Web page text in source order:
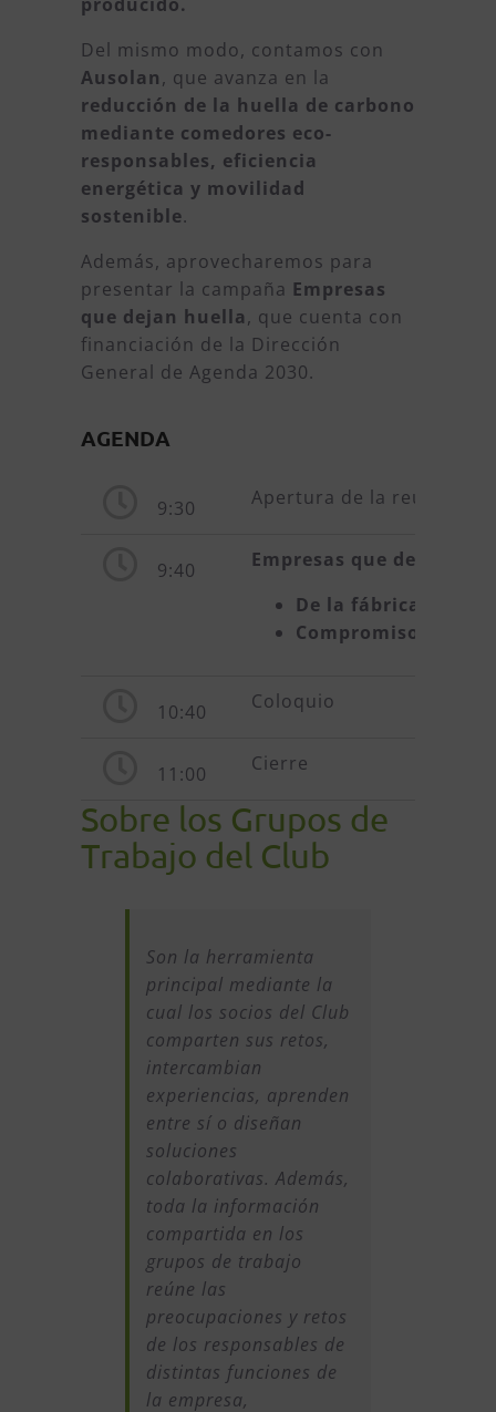
Del mismo modo, contamos con
Ausolan, que avanza en la
reducción de la huella de carbono
mediante comedores eco-
responsables, eficiencia
energética y movilidad
sostenible.
Además, aprovecharemos para
presentar la campaña Empresas
que dejan huella, que cuenta con
financiación de la Dirección
General de Agenda 2030.
AGENDA
9:30 Apertura de la reunión
9:40
Empresas que dejan
De la fábrica a la
Compromiso con
10:40 Coloquio
11:00 Cierre
Sobre los Grupos de
Trabajo del Club
Son la herramienta
principal mediante la
cual los socios del Club
comparten sus retos,
intercambian
experiencias, aprenden
entre sí o diseñan
soluciones
colaborativas. Además,
toda la información
compartida en los
grupos de trabajo
reúne las
preocupaciones y retos
de los responsables de
distintas funciones de
la empresa,